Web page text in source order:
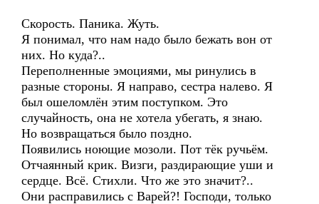
Скорость. Паника. Жуть.
Я понимал, что нам надо было бежать вон от
них. Но куда?..
Переполненные эмоциями, мы ринулись в
разные стороны. Я направо, сестра налево. Я
был ошеломлён этим поступком. Это
случайность, она не хотела убегать, я знаю.
Но возвращаться было поздно.
Появились ноющие мозоли. Пот тёк ручьём.
Отчаянный крик. Визги, раздирающие уши и
сердце. Всё. Стихли. Что же это значит?..
Они расправились с Варей?! Господи, только